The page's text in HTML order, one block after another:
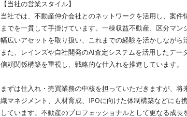
【当社の営業スタイル】
当社では、不動産仲介会社とのネットワークを活用し、案件
までを一貫して手掛けています。一棟収益不動産、区分マン
幅広いアセットを取り扱い、これまでの経験を活かしながら
また、レインズや自社開発のAI査定システムを活用したデー
信頼関係構築を重視し、戦略的な仕入れを推進しています。
まずは仕入れ・売買業務の中核を担っていただきますが、将
織マネジメント、人材育成、IPOに向けた体制構築などにも
しています。不動産のプロフェッショナルとして更なる成長